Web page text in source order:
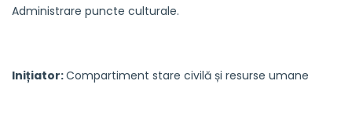
Administrare puncte culturale.
Inițiator:Compartiment stare civilă și resurse umane